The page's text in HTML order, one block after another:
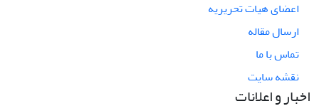
اعضای هیات تحریریه
ارسال مقاله
تماس با ما
نقشه سایت
اخبار و اعلانات